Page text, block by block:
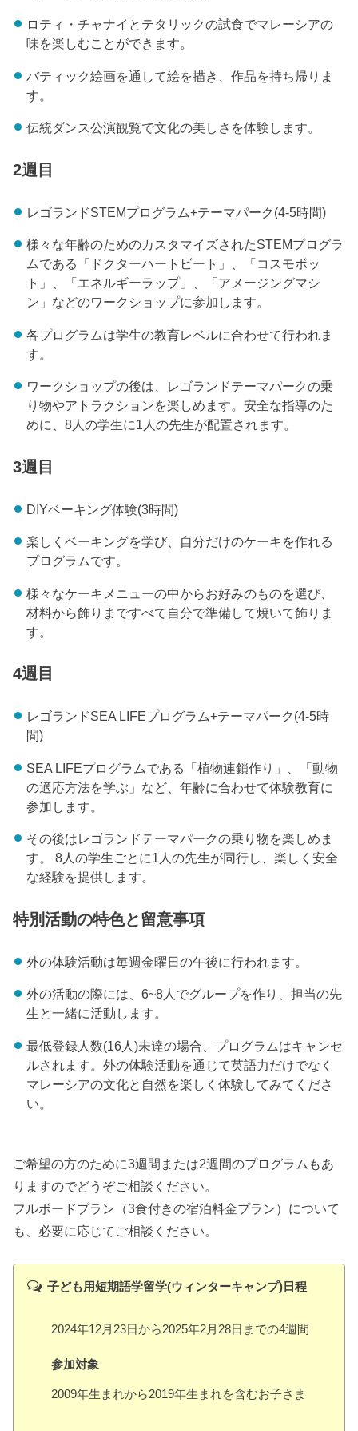
ロティ・チャナイとテタリックの試食でマレーシアの
味を楽しむことができます。
バティック絵画を通して絵を描き、作品を持ち帰りま
す。
伝統ダンス公演観覧で文化の美しさを体験します。
2週目
レゴランドSTEMプログラム+テーマパーク(4-5時間)
様々な年齢のためのカスタマイズされたSTEMプログラ
ムである「ドクターハートビート」、「コスモボッ
ト」、「エネルギーラップ」、「アメージングマシ
ン」などのワークショップに参加します。
各プログラムは学生の教育レベルに合わせて行われま
す。
ワークショップの後は、レゴランドテーマパークの乗
り物やアトラクションを楽しめます。安全な指導のた
めに、8人の学生に1人の先生が配置されます。
3週目
DIYベーキング体験(3時間)
楽しくベーキングを学び、自分だけのケーキを作れる
プログラムです。
様々なケーキメニューの中からお好みのものを選び、
材料から飾りまですべて自分で準備して焼いて飾りま
す。
4週目
レゴランドSEA LIFEプログラム+テーマパーク(4-5時
間)
SEA LIFEプログラムである「植物連鎖作り」、「動物
の適応方法を学ぶ」など、年齢に合わせて体験教育に
参加します。
その後はレゴランドテーマパークの乗り物を楽しめま
す。 8人の学生ごとに1人の先生が同行し、楽しく安全
な経験を提供します。
特別活動の特色と留意事項
外の体験活動は毎週金曜日の午後に行われます。
外の活動の際には、6~8人でグループを作り、担当の先
生と一緒に活動します。
最低登録人数(16人)未達の場合、プログラムはキャンセ
ルされます。外の体験活動を通じて英語力だけでなく
マレーシアの文化と自然を楽しく体験してみてくださ
い。
ご希望の方のために3週間または2週間のプログラムもあ
りますのでどうぞご相談ください。
フルボードプラン（3食付きの宿泊料金プラン）について
も、必要に応じてご相談ください。
子ども用短期語学留学(ウィンターキャンプ)日程
2024年12月23日から2025年2月28日までの4週間
参加対象
2009年生まれから2019年生まれを含むお子さま